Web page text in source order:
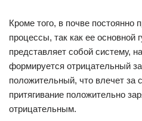
Кроме того, в почве постоянно
процессы, так как ее основной
представляет собой систему,
формируется отрицательный
положительный, что влечет за
притягивание положительно
отрицательным.